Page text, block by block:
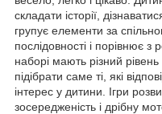
складати історії,
групує елементи за
послідовності і порівнює
наборі мають різний
підібрати саме ті, які
інтерес у дитини. Ігри
зосередженість і дрібну